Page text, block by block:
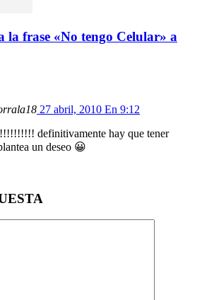
la frase «No tengo Celular» a
27 abril, 2010 En 9:12
definitivamente hay que tener
un deseo 😀